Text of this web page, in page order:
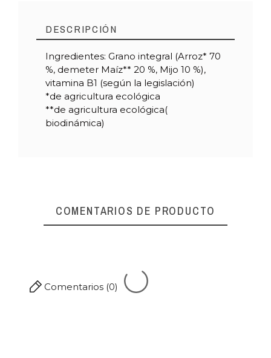
DESCRIPCIÓN
Ingredientes: Grano integral (Arroz* 70
%, demeter Maíz** 20 %, Mijo 10 %),
vitamina B1 (según la legislación)
*de agricultura ecológica
**de agricultura ecológica(
biodinámica)
COMENTARIOS DE PRODUCTO
Comentarios (0)